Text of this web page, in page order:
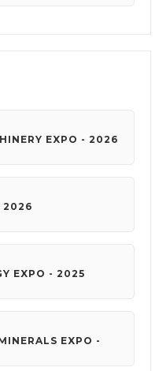
EXPO - 2026
2026
EXPO - 2025
EXPO -